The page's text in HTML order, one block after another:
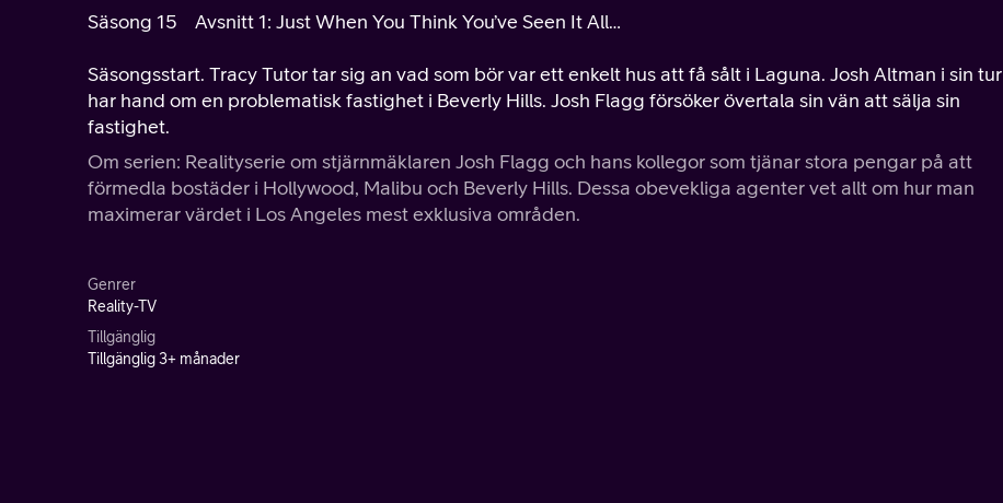
Säsong 15 Avsnitt 1: Just When You Think You’ve Seen It All…
Säsongsstart. Tracy Tutor tar sig an vad som bör var ett enkelt hus att få sålt i Laguna. Josh Altman i sin tur
har hand om en problematisk fastighet i Beverly Hills. Josh Flagg försöker övertala sin vän att sälja sin
fastighet.
Om serien: Realityserie om stjärnmäklaren Josh Flagg och hans kollegor som tjänar stora pengar på att
förmedla bostäder i Hollywood, Malibu och Beverly Hills. Dessa obevekliga agenter vet allt om hur man
maximerar värdet i Los Angeles mest exklusiva områden.
Genrer
Reality-TV
Tillgänglig
Tillgänglig 3+ månader